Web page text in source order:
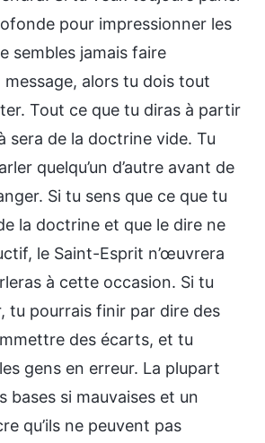
pour impressionner les
sembles jamais faire
alors tu dois tout
Tout ce que tu diras à partir
sera de la doctrine vide. Tu
quelqu’un d’autre avant de
Si tu sens que ce que tu
la doctrine et que le dire ne
le Saint-Esprit n’œuvrera
à cette occasion. Si tu
tu pourrais finir par dire des
des écarts, et tu
gens en erreur. La plupart
bases si mauvaises et un
qu’ils ne peuvent pas